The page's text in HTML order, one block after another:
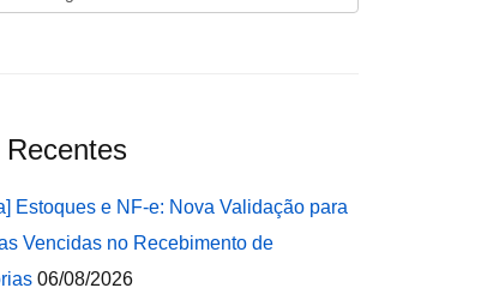
Recentes
Estoques e NF-e: Nova Validação para
Vencidas no Recebimento de
06/08/2026